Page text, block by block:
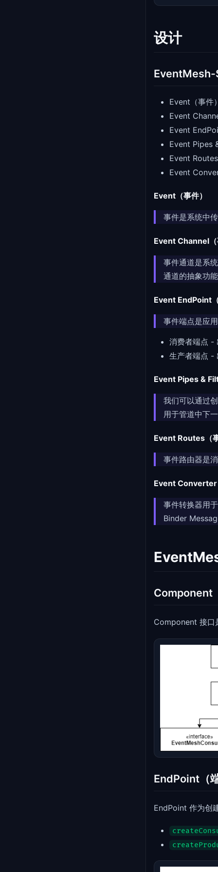
设计
EventMesh-
Event（事件
Event
Event
Event Pipes
Event
Event
Event（事件）
事件是系统中
Event Channel（
事件通道是系
通道的抽象功
Event EndPoint
事件端点是应
消费者端点 -
生产者端点 -
Event Pipes &
我们可以通过
用于管道中下
Event Routes（
事件路由器是
Event Converter
事件转换器用
Binder
Component
Component 接口
EndPoint（
EndPoint 作为创